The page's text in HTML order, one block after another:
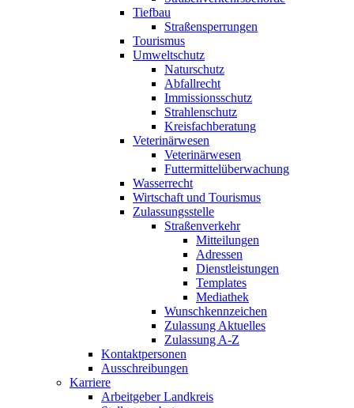
Tiefbau
Straßensperrungen
Tourismus
Umweltschutz
Naturschutz
Abfallrecht
Immissionsschutz
Strahlenschutz
Kreisfachberatung
Veterinärwesen
Veterinärwesen
Futtermittelüberwachung
Wasserrecht
Wirtschaft und Tourismus
Zulassungsstelle
Straßenverkehr
Mitteilungen
Adressen
Dienstleistungen
Templates
Mediathek
Wunschkennzeichen
Zulassung Aktuelles
Zulassung A-Z
Kontaktpersonen
Ausschreibungen
Karriere
Arbeitgeber Landkreis